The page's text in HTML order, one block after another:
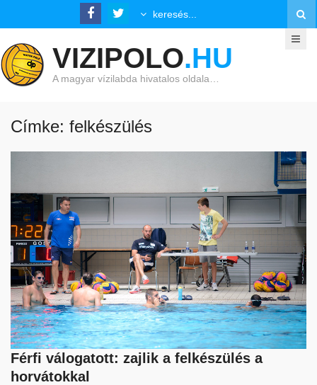
VIZIPOLO.HU
A magyar vízilabda hivatalos oldala…
Címke: felkészülés
Férfi válogatott: zajlik a felkészülés a
horvátokkal